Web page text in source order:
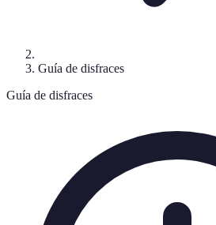
Guía de disfraces
Guía de disfraces